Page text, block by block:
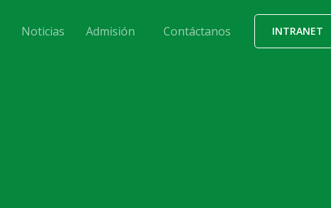
Noticias Admisión Contáctanos INTRANET